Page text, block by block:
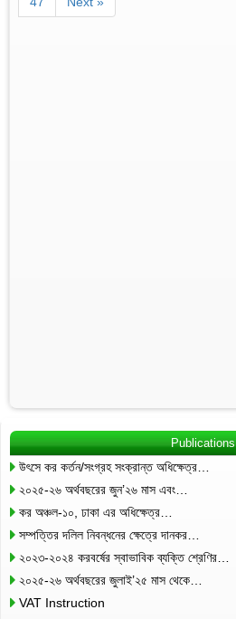
Publications
উৎসে কর কর্তন/সংগ্রহ সংক্রান্ত অধিক্ষেত্র…
২০২৫-২৬ অর্থবছরের জুন’২৬ মাস এবং…
কর অঞ্চল-১০, ঢাকা এর অধিক্ষেত্র…
সম্পত্তির দলিল নিবন্ধনের ক্ষেত্রে দানকর…
২০২৩-২০২৪ করবর্ষের স্বাভাবিক ব্যক্তি শ্রেণির…
২০২৫-২৬ অর্থবছরের জুলাই’২৫ মাস থেকে…
VAT Instruction